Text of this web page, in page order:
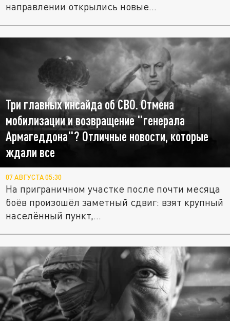
направлении открылись новые...
Три главных инсайда об СВО. Отмена
мобилизации и возвращение "генерала
Армагеддона"? Отличные новости, которые
ждали все
07 АВГУСТА 05:30
На приграничном участке после почти месяца
боёв произошёл заметный сдвиг: взят крупный
населённый пункт,...